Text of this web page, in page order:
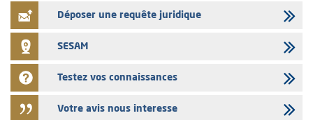
Déposer une requête juridique
SESAM
Testez vos connaissances
Votre avis nous interesse